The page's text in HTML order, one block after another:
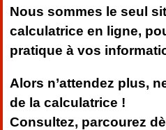
Nous sommes le seul
calculatrice en ligne,
pratique à vos
Alors n’attendez plus,
de la calculatrice !
Consultez, parcourez